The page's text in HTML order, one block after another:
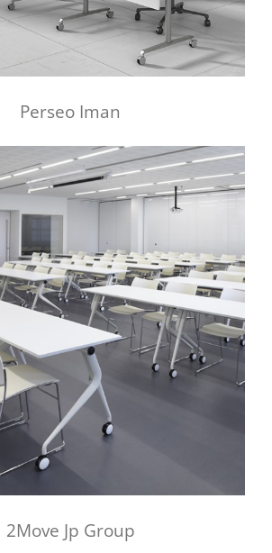
Perseo Iman
2Move Jp Group